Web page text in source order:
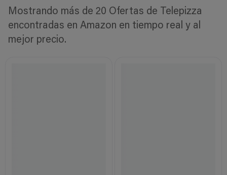
Mostrando más de 20 Ofertas de Telepizza
encontradas en Amazon en tiempo real y al
mejor precio.